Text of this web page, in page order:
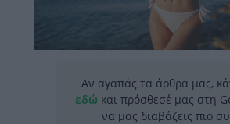
Αν αγαπάς τα άρθρα μας,
εδώ και πρόσθεσέ μας στη
να μας διαβάζεις πιο